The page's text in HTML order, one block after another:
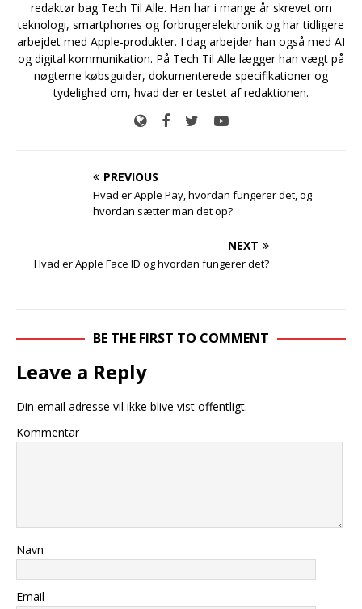
redaktør bag Tech Til Alle. Han har i mange år skrevet om
teknologi, smartphones og forbrugerelektronik og har tidligere
arbejdet med Apple-produkter. I dag arbejder han også med AI
og digital kommunikation. På Tech Til Alle lægger han vægt på
nøgterne købsguider, dokumenterede specifikationer og
tydelighed om, hvad der er testet af redaktionen.
PREVIOUS
Hvad er Apple Pay, hvordan fungerer det, og
hvordan sætter man det op?
NEXT
Hvad er Apple Face ID og hvordan fungerer det?
BE THE FIRST TO COMMENT
Leave a Reply
Din email adresse vil ikke blive vist offentligt.
Kommentar
Navn
Email